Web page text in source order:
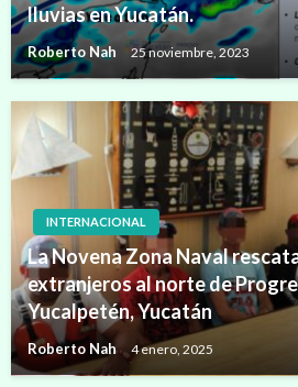
lluvias en Yucatán.
Roberto Nah 25 noviembre, 2023
INTERNACIONAL
La Novena Zona Naval
extranjeros al norte de
Yucalpetén, Yucatán
Roberto Nah 4 enero, 2025